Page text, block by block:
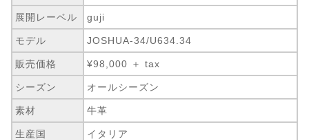
展開レーベル guji
モデル JOSHUA-34/U634.34
販売価格 ¥98,000 ＋ tax
シーズン オールシーズン
素材 牛革
生産国 イタリア